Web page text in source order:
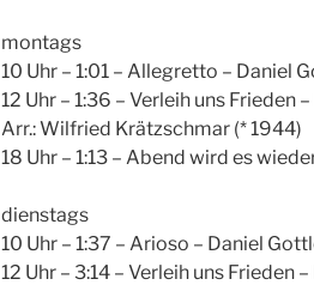
montags
10 Uhr – 1:01 – Allegretto – Daniel
12 Uhr – 1:36 – Verleih uns Frieden
Arr.: Wilfried Krätzschmar (* 1944)
18 Uhr – 1:13 – Abend wird es
dienstags
10 Uhr – 1:37 – Arioso – Daniel
12 Uhr – 3:14 – Verleih uns